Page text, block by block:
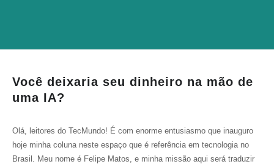
Você deixaria seu dinheiro na mão de
uma IA?
Olá, leitores do TecMundo! É com enorme entusiasmo que inauguro
hoje minha coluna neste espaço que é referência em tecnologia no
Brasil. Meu nome é Felipe Matos, e minha missão aqui será traduzir